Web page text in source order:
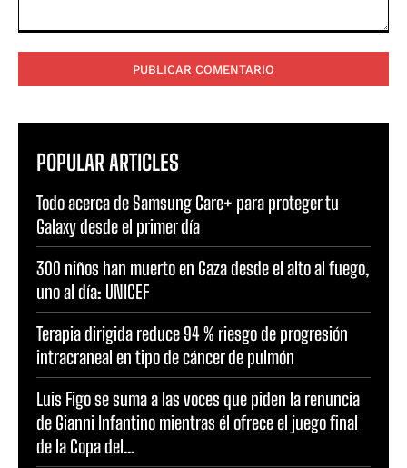
POPULAR ARTICLES
Todo acerca de Samsung Care+ para proteger tu
Galaxy desde el primer día
300 niños han muerto en Gaza desde el alto al fuego,
uno al día: UNICEF
Terapia dirigida reduce 94 % riesgo de progresión
intracraneal en tipo de cáncer de pulmón
Luis Figo se suma a las voces que piden la renuncia
de Gianni Infantino mientras él ofrece el juego final
de la Copa del...